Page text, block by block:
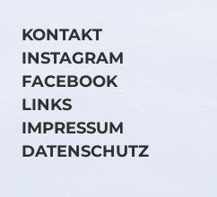
KONTAKT
INSTAGRAM
FACEBOOK
LINKS
IMPRESSUM
DATENSCHUTZ